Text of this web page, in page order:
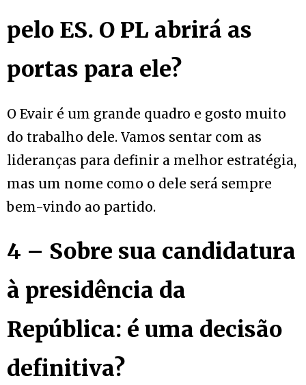
pelo ES. O PL abrirá as
portas para ele?
O Evair é um grande quadro e gosto muito
do trabalho dele. Vamos sentar com as
lideranças para definir a melhor estratégia,
mas um nome como o dele será sempre
bem-vindo ao partido.
4 – Sobre sua candidatura
à presidência da
República: é uma decisão
definitiva?